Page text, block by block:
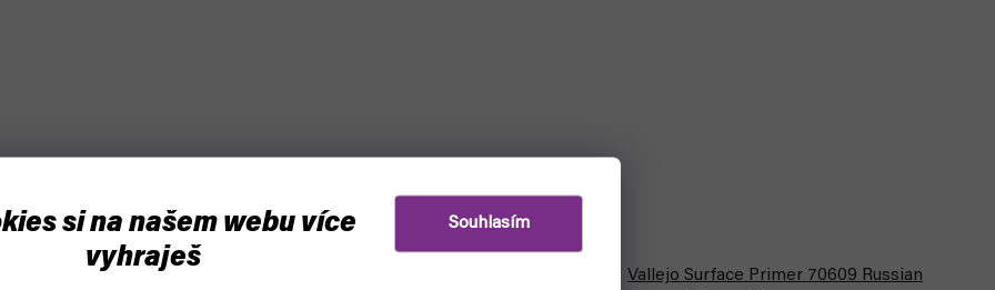
si na našem webu více
vyhraješ
Souhlasím
- Vallejo 28900 Brush
Vallejo Surface Primer 70609 Russian